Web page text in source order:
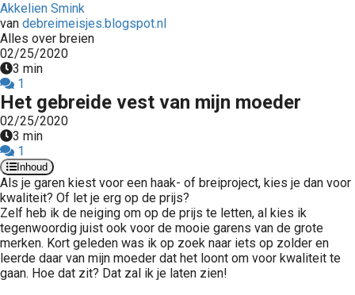
Akkelien Smink
van debreimeisjes.blogspot.nl
Alles over breien
02/25/2020
3 min
1
Het gebreide vest van mijn moeder
02/25/2020
3 min
1
Inhoud
Als je garen kiest voor een haak- of breiproject, kies je dan voor
kwaliteit? Of let je erg op de prijs?
Zelf heb ik de neiging om op de prijs te letten, al kies ik
tegenwoordig juist ook voor de mooie garens van de grote
merken. Kort geleden was ik op zoek naar iets op zolder en
leerde daar van mijn moeder dat het loont om voor kwaliteit te
gaan. Hoe dat zit? Dat zal ik je laten zien!